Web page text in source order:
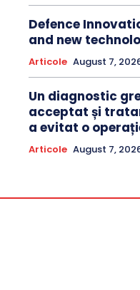
Defence
and new
Articole August 7,
Un diagnostic
acceptat și
a evitat o
Articole August 7,